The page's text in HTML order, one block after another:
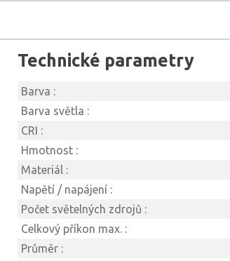
Technické parametry
Barva :
Barva světla :
CRI :
Hmotnost :
Materiál :
Napětí / napájení :
Počet světelných zdrojů :
Celkový příkon max. :
Průměr :